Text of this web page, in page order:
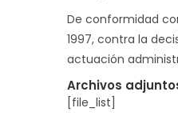
De conformidad
1997, contra la
actuación
Archivos
[file_list]